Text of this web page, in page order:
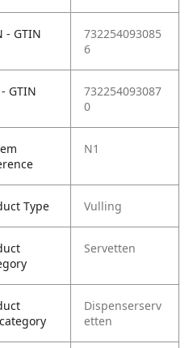
- GTIN
732254093085
6
- GTIN
732254093087
0
N1
Type Vulling
Servetten
Dispenserserv
etten